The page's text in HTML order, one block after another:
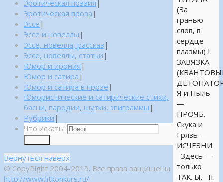
(За
гранью
слов, в
сердце
плазмы) I.
ЗАВЯЗКА
Я и Пыль
—
ПРОЧЬ.
Скука и
Грязь —
ИСЧЕЗНИ.
Здесь —
только
ТАК. Ы. II.
Эротическая поэзия |
Эротическая проза |
Эссе |
Эссе и новеллы |
Эссе, новелла, рассказ |
Эссе, новеллы, статьи |
Юмор и ирония |
Юмор и сатира |
Юмор и сатира в прозе |
Юмористические и сатирические стихи,
басни, пародии, шутки, эпиграммы |
Рубрики |
Что искать:
Вернуться наверх
© CopyRight 2004-2019. Все права защищены
http://www.litkonkurs.ru/